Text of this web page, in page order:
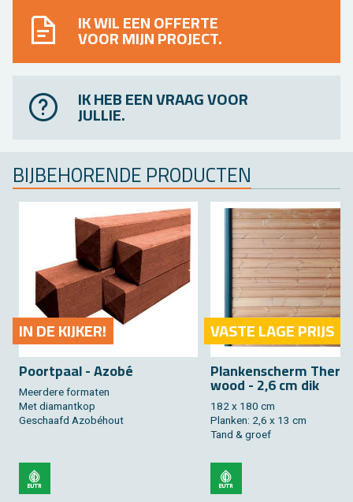
IK WIL EEN OFFERTE
VOOR MIJN PROJECT.
IK HEB EEN VRAAG VOOR
JULLIE.
BIJ­BE­HO­REN­DE PRO­DUC­TEN
IN DE KIJ­KER!
Poort­paal - Azobé
Meer­de­re for­ma­ten
Met dia­mant­kop
Ge­schaafd Azobéhout
VASTE LAGE PRIJS
Plan­ken­scherm
wood - 2,6 cm dik
182 x 180 cm
Plan­ken: 2,6 x 13 cm
Tand & groef